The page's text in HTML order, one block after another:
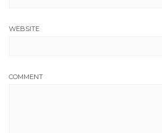
WEBSITE
COMMENT